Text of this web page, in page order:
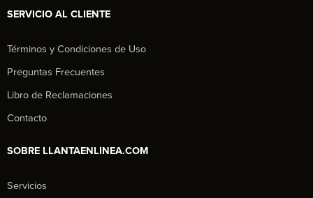
SERVICIO AL CLIENTE
Términos y Condiciones de Uso
Preguntas Frecuentes
Libro de Reclamaciones
Contacto
SOBRE LLANTAENLINEA.COM
Servicios